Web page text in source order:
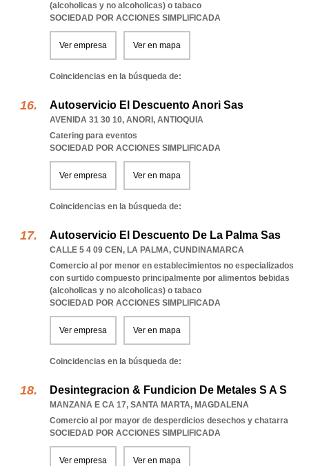
(alcoholicas y no alcoholicas) o tabaco
SOCIEDAD POR ACCIONES SIMPLIFICADA
Ver empresa Ver en mapa
Coincidencias en la búsqueda de:
Autoservicio El Descuento Anori Sas
AVENIDA 31 30 10, ANORI , ANTIOQUIA
Catering para eventos
SOCIEDAD POR ACCIONES SIMPLIFICADA
Ver empresa Ver en mapa
Coincidencias en la búsqueda de:
Autoservicio El Descuento De La Palma Sas
CALLE 5 4 09 CEN, LA PALMA, CUNDINAMARCA
Comercio al por menor en establecimientos no especializados
con surtido compuesto principalmente por alimentos bebidas
(alcoholicas y no alcoholicas) o tabaco
SOCIEDAD POR ACCIONES SIMPLIFICADA
Ver empresa Ver en mapa
Coincidencias en la búsqueda de:
Desintegracion & Fundicion De Metales S A S
MANZANA E CA 17, SANTA MARTA, MAGDALENA
Comercio al por mayor de desperdicios desechos y chatarra
SOCIEDAD POR ACCIONES SIMPLIFICADA
Ver empresa Ver en mapa